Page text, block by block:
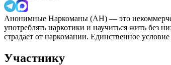
Анонимные Наркоманы (АН) — это
употреблять наркотики и научиться жить без
страдает от наркомании. Единственное
Участнику